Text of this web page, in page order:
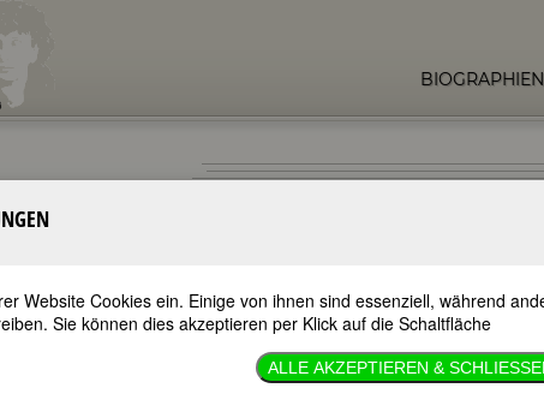
BIOGRAPHIEN
Margaret Bourke-White
Website Cookies ein. Einige von ihnen sind essenziell, während
Sie können dies akzeptieren per Klick auf die Schaltfläche
ALLE AKZEPTIEREN & SCHLIESSEN